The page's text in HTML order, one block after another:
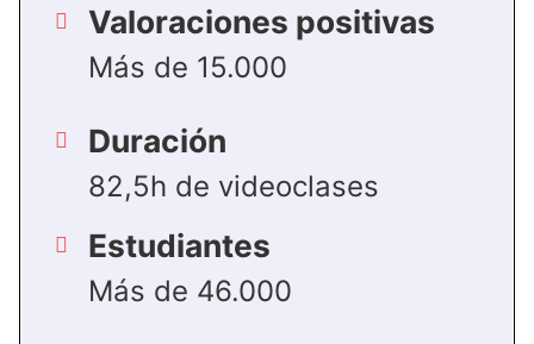
Valoraciones positivas
Más de 15.000
Duración
82,5h de videoclases
Estudiantes
Más de 46.000